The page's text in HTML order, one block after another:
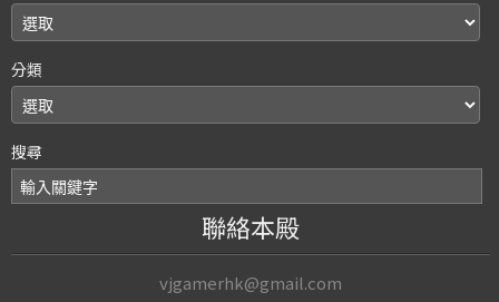
分類
搜尋
聯絡本殿
vjgamerhk@gmail.com